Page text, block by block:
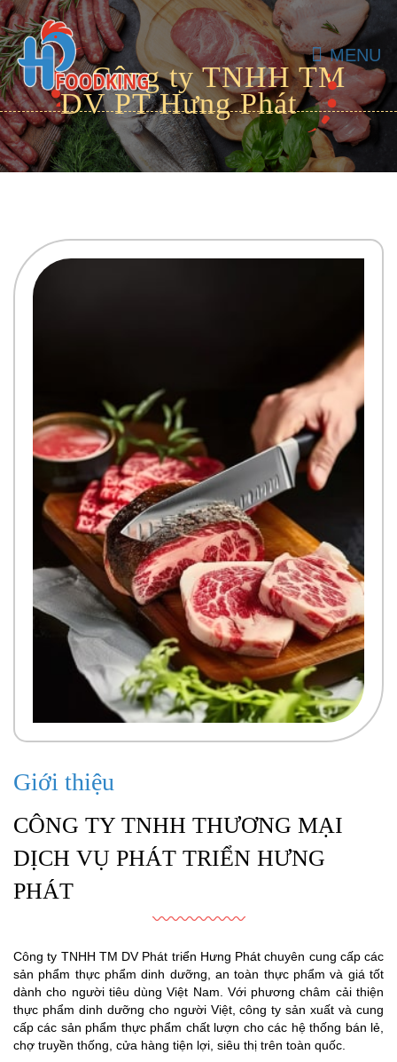
Công ty TNHH TM
DV PT Hưng Phát
DỊCH VỤ PHÁT TRIỂN HƯNG
PHÁT
sản phẩm thực phẩm dinh dưỡng, an toàn thực phẩm và giá tốt
dành cho người tiêu dùng Việt Nam. Với phương châm cải thiện
thực phẩm dinh dưỡng cho người Việt, công ty sản xuất và cung
cấp các sản phẩm thực phẩm chất lượn cho các hệ thống bán lẻ,
chợ truyền thống, cửa hàng tiện lợi, siêu thị trên toàn quốc.
Hàng ngàn dưỡng chất từ Hưng Phát FoodKingcung cấp cho
MENU